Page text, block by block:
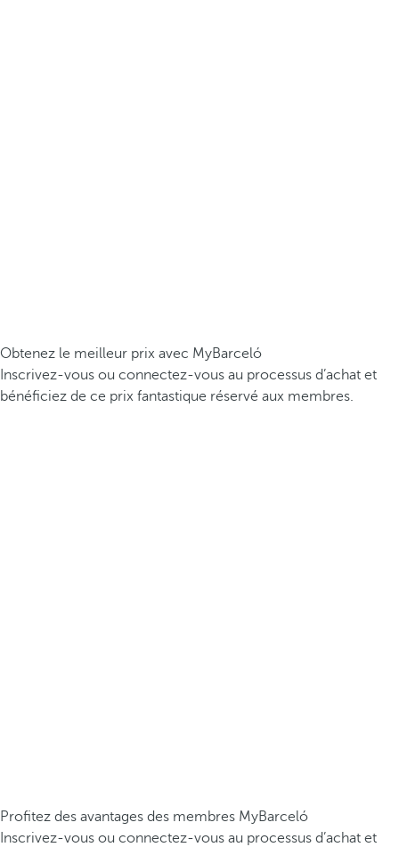
Obtenez le meilleur prix avec MyBarceló
Inscrivez-vous ou connectez-vous au processus d’achat et
bénéficiez de ce prix fantastique réservé aux membres.
Profitez des avantages des membres MyBarceló
Inscrivez-vous ou connectez-vous au processus d’achat et